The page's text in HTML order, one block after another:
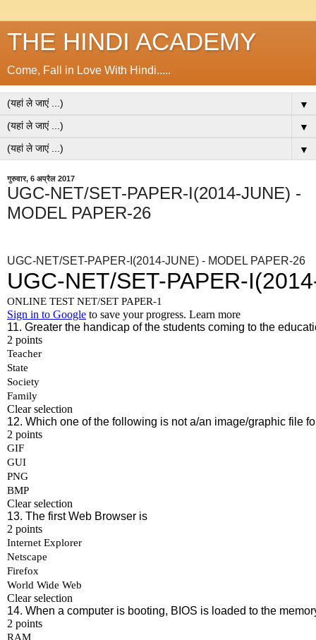
THE HINDI ACADEMY
Come, Fall in Love With Hindi.....
▼
▼
▼
गुरुवार, 6 अप्रैल 2017
UGC-NET/SET-PAPER-I(2014-JUNE) -
MODEL PAPER-26
UGC-NET/SET-PAPER-I(2014-JUNE) - MODEL PAPER-26